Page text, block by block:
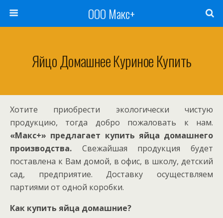
ООО Макс+
Яйцо Домашнее Куриное Купить
Хотите приобрести экологически чистую
продукцию, тогда добро пожаловать к нам.
«Макс+» предлагает купить яйца домашнего
производства. Свежайшая продукция будет
поставлена к Вам домой, в офис, в школу, детский
сад, предприятие. Доставку осуществляем
партиями от одной коробки.
Как купить яйца домашние?